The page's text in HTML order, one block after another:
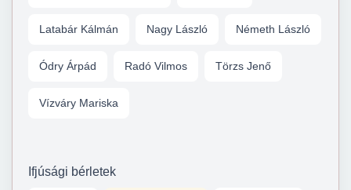
Latabár Kálmán Nagy László Németh László
Ódry Árpád Radó Vilmos Törzs Jenő
Vízváry Mariska
Ifjúsági bérletek